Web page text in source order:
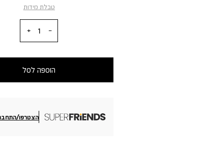
טבלת מידות
הוספה לסל
הצטרפו/